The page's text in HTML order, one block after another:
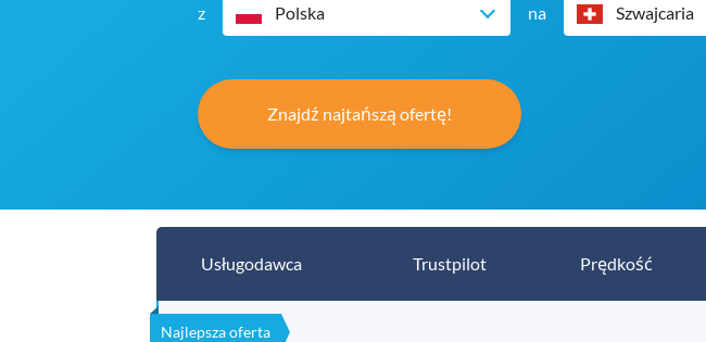
z Polska na Szwajcaria
Znajdź najtańszą ofertę!
Usługodawca Trustpilot Prędkość
Najlepsza oferta